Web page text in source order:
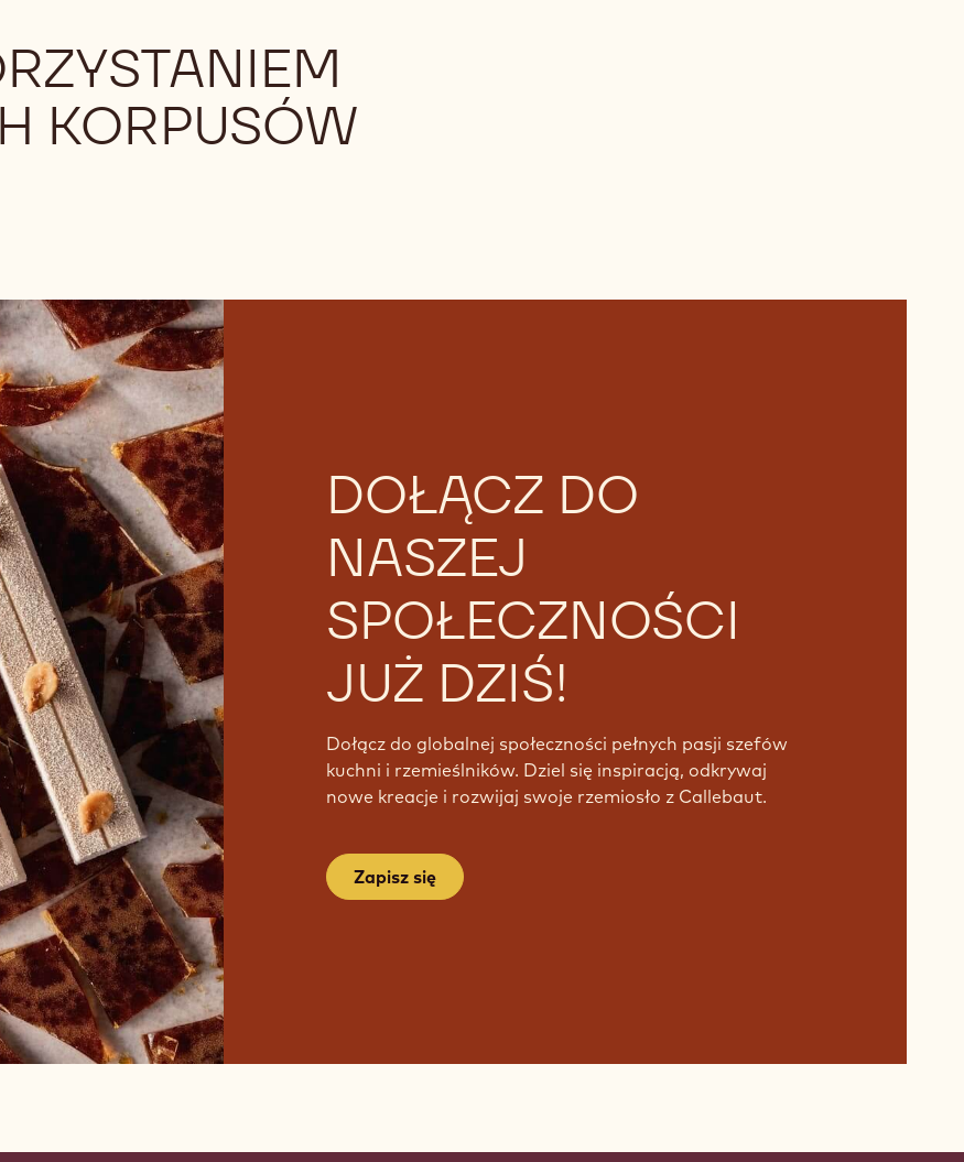
KORPUSÓW
DOŁĄCZ DO
NASZEJ
SPOŁECZNOŚCI
JUŻ DZIŚ!
Dołącz do globalnej społeczności pełnych pasji szefów
kuchni i rzemieślników. Dziel się inspiracją, odkrywaj
nowe kreacje i rozwijaj swoje rzemiosło z Callebaut.
Zapisz się